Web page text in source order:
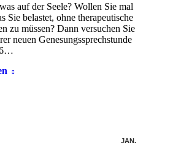
auf der Seele? Wollen Sie mal
Sie belastet, ohne therapeutische
zu müssen? Dann versuchen Sie
neuen Genesungssprechstunde
JAN.